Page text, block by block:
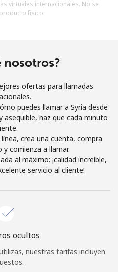
web, estoy de acuerdo con
REGÍSTRATE →
Sesión
o
virtuales internacionales. No se
físico.
nosotros?
ofertas para llamadas
puedes llamar a Syria desde
asequible, haz que cada minuto
crea una cuenta, compra
y comienza a llamar.
al máximo: ¡calidad increíble,
servicio al cliente!
ocultos
nuestras tarifas incluyen